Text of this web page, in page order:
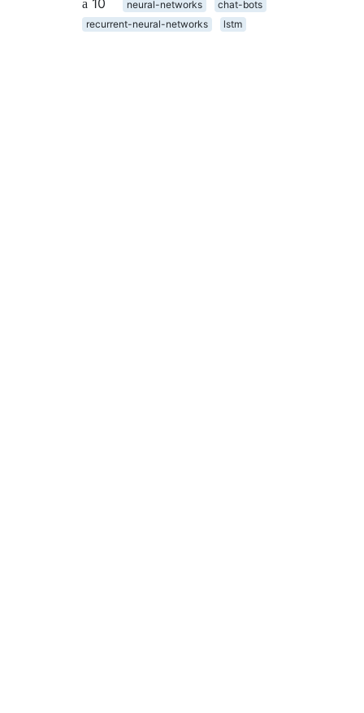
10
neural-networks
chat-bots
recurrent-neural-networks
lstm